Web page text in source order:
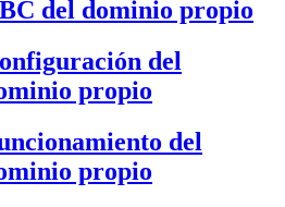
del dominio propio
del
propio
del
propio